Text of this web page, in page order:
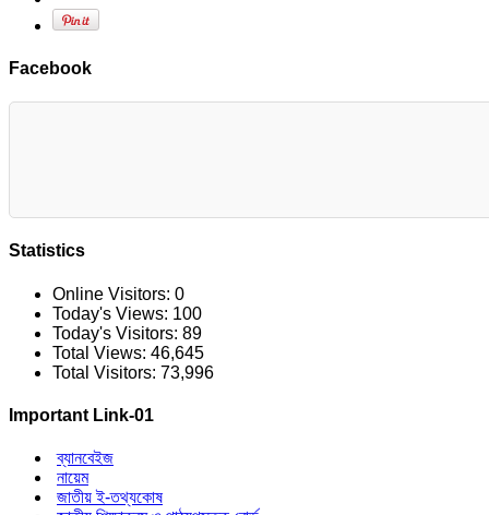
Facebook
Statistics
Online Visitors: 0
Today's Views: 100
Today's Visitors: 89
Total Views: 46,645
Total Visitors: 73,996
Important Link-01
ব্যানবেইজ
নায়েম
জাতীয় ই-তথ্যকোষ